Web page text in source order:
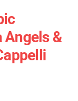
Angels &